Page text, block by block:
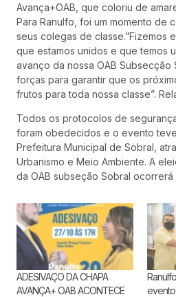
Avança+OAB, que coloriu de
Para Ranulfo, foi um momento de
seus colegas de classe.”Fizemos
que estamos unidos e que temos
avanço da nossa OAB Subsecção
forças para garantir que os
frutos para toda nossa classe”.
Todos os protocolos de
foram obedecidos e o evento
Prefeitura Municipal de Sobral,
Urbanismo e Meio Ambiente. A
da OAB subseção Sobral
ADESIVAÇO DA CHAPA
AVANÇA+ OAB ACONTECE